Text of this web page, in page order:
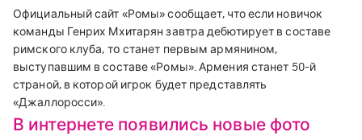
Официальный сайт «Ромы» сообщает, что если новичок
команды Генрих Мхитарян завтра дебютирует в составе
римского клуба, тօ станет первым армянином,
выступавшим в составе «Ромы». Армения станет 50-й
страной, в которой игрок будет представлять
«Джаллоросси».
В интернете появились новые фото